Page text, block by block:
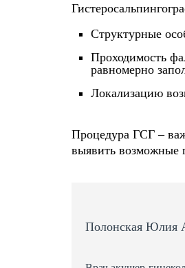
Структурные
Проходимость
равномерно
Локализацию
Процедура ГСГ –
выявить возможные
Полонская Юлия